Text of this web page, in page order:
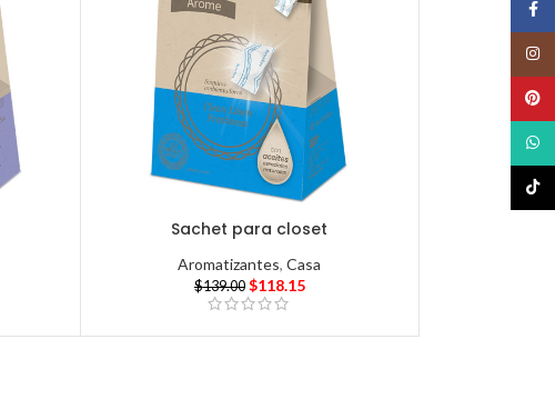
Sachet para closet
Aromatizantes,Casa
$139.00 $118.15